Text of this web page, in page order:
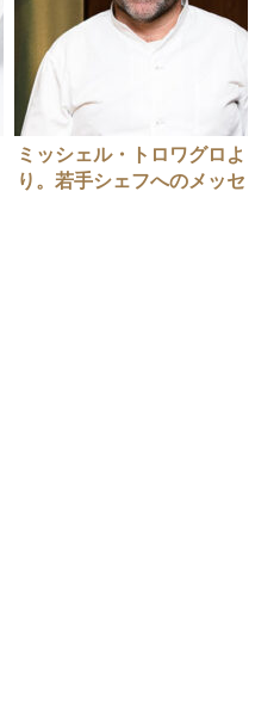
ミッシェル・トロワグロよ
り。若手シェフへのメッセ